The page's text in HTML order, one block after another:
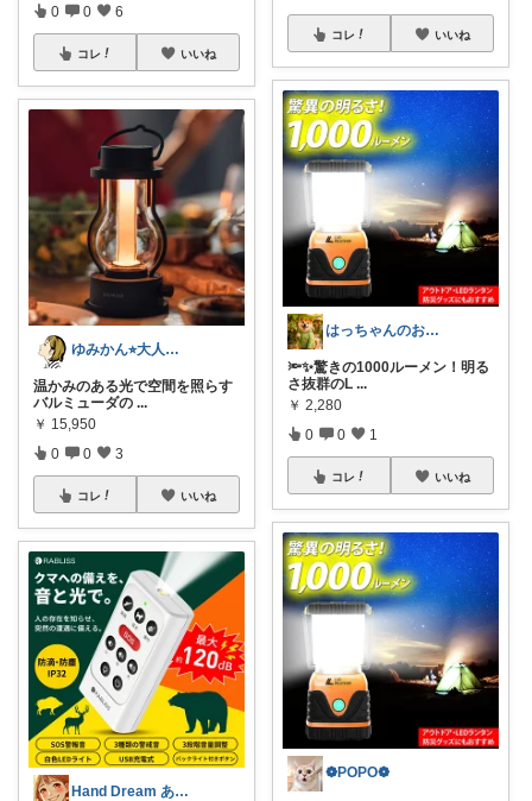
0 0 6
コレ いいね
ゆみかん⭐︎大人の暮らし研究室
温かみのある光で空間を照らす
バルミューダの ...
￥ 15,950
0 0 3
コレ いいね
Hand Dream ありがとう
コレ いいね
はっちゃんのお店😋
🔦✨驚きの1000ルーメン！明る
さ抜群のL ...
￥ 2,280
0 0 1
コレ いいね
❁POPO❁